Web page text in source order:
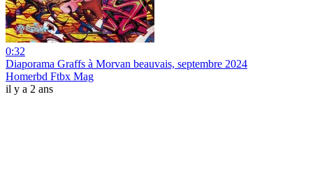
0:32
Diaporama Graffs à Morvan beauvais, septembre 2024
Homerbd Ftbx Mag
il y a 2 ans